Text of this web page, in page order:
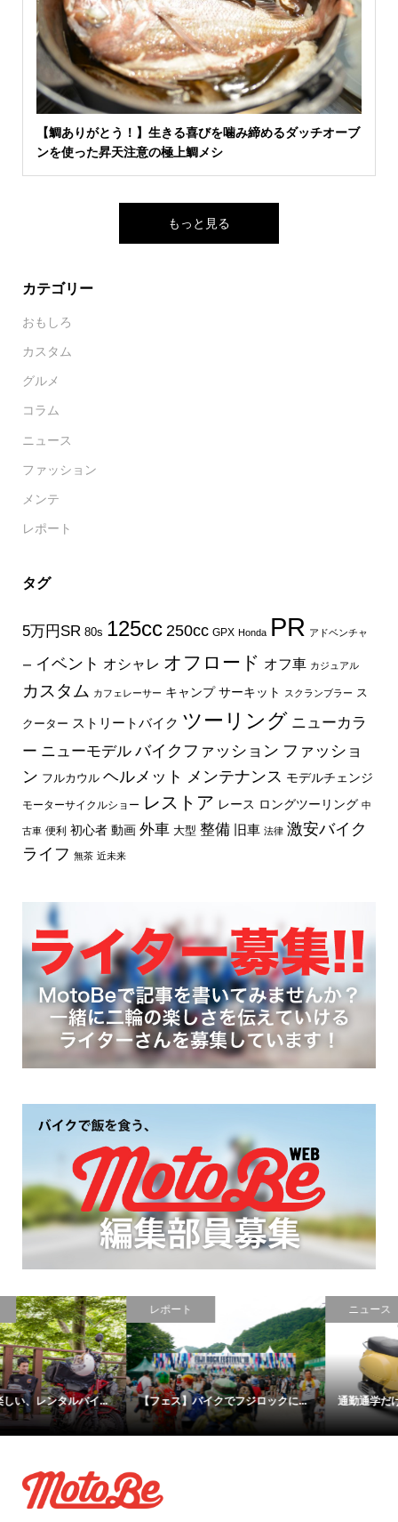
【鯛ありがとう！】生きる喜びを噛み締めるダッチオーブ
ンを使った昇天注意の極上鯛メシ
もっと見る
カテゴリー
おもしろ
カスタム
グルメ
コラム
ニュース
ファッション
メンテ
レポート
タグ
5万円SR 80s 125cc 250cc GPX Honda PR アドベンチャ
ー イベント オシャレ オフロード オフ車 カジュアル
カスタム カフェレーサー キャンプ サーキット スクランブラー ス
クーター ストリートバイク ツーリング ニューカラ
ー ニューモデル バイクファッション ファッショ
ン フルカウル ヘルメット メンテナンス モデルチェンジ
モーターサイクルショー レストア レース ロングツーリング 中
古車 便利 初心者 動画 外車 大型 整備 旧車 法律 激安バイク
ライフ 無茶 近未来
レポート
【フェス】バイクでフジロックに... 通勤通学だけじゃない！！あのベ...